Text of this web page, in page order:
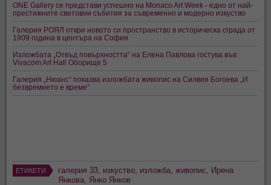
ONE Gallery се представи успешно на Monaco Art Week - едно от най-
престижните световни събития за съвременно и модерно изкуство
Галерия РОЯЛ откри новото си пространство в историческа сграда от
1909 година в центъра на София
Изложбата „Отвъд повърхността“ на Елена Павлова гостува във
Vivacom Art Hall Оборище 5
Галерия „Нюанс“ показва изложбата живопис на Силвия Богоева „И
безвремието е време“
ЕТИКЕТИ галерия 33 изкуство изложба ,живопис
Ирена
Янкова Янко Янков